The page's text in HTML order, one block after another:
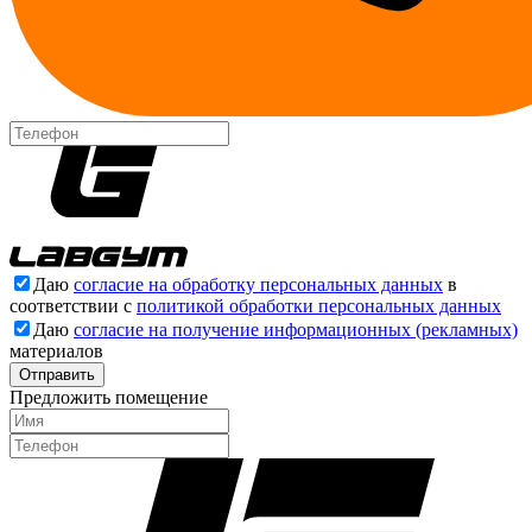
Даю согласие на обработку персональных данных в
соответствии с политикой обработки персональных данных
Даю согласие на получение информационных (рекламных)
материалов
Отправить
Предложить помещение